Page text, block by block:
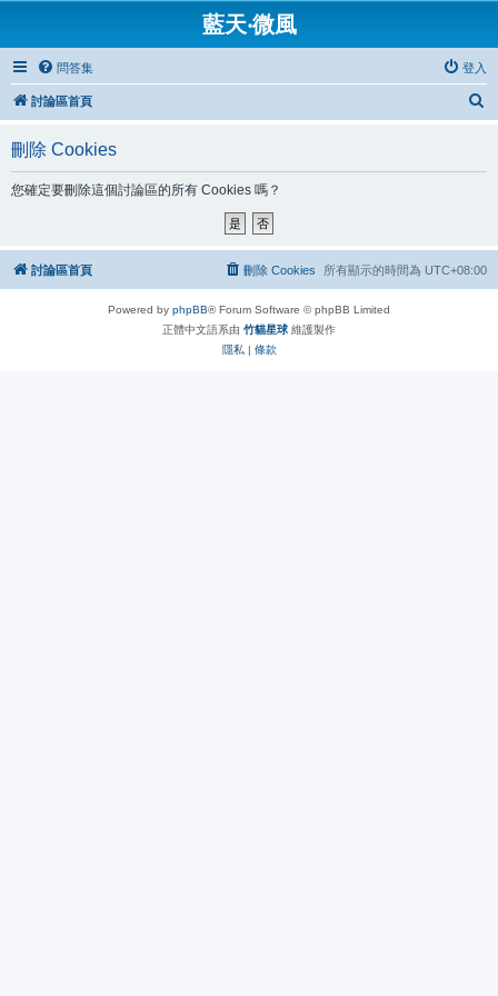
藍天‧微風
問答集 登入
討論區首頁
刪除 Cookies
您確定要刪除這個討論區的所有 Cookies 嗎？
討論區首頁 所有顯示的時間為 UTC+08:00
刪除 Cookies
Powered by phpBB® Forum Software © phpBB Limited
正體中文語系由 竹貓星球 維護製作
隱私 | 條款